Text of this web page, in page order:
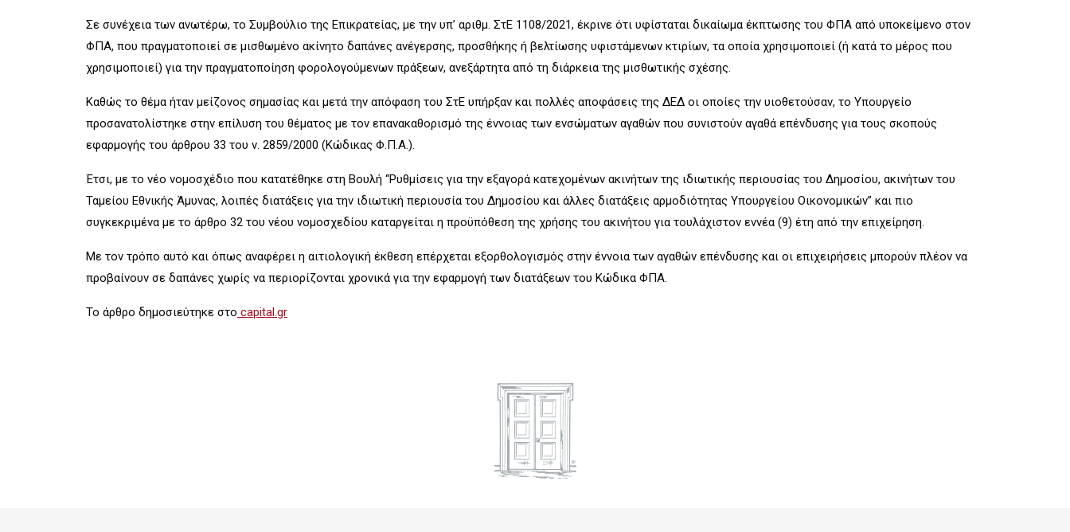
Σε συνέχεια των ανωτέρω, το Συμβούλιο της Επικρατείας, με την υπ’ αριθμ. ΣτΕ 1108/2021, έκρινε ότι υφίσταται δικαίωμα έκπτωσης του ΦΠΑ από υποκείμενο στον
ΦΠΑ, που πραγματοποιεί σε μισθωμένο ακίνητο δαπάνες ανέγερσης, προσθήκης ή βελτίωσης υφιστάμενων κτιρίων, τα οποία χρησιμοποιεί (ή κατά το μέρος που
χρησιμοποιεί) για την πραγματοποίηση φορολογούμενων πράξεων, ανεξάρτητα από τη διάρκεια της μισθωτικής σχέσης.
Καθώς το θέμα ήταν μείζονος σημασίας και μετά την απόφαση του ΣτΕ υπήρξαν και πολλές αποφάσεις της ΔΕΔ οι οποίες την υιοθετούσαν, το Υπουργείο
προσανατολίστηκε στην επίλυση του θέματος με τον επανακαθορισμό της έννοιας των ενσώματων αγαθών που συνιστούν αγαθά επένδυσης για τους σκοπούς
εφαρμογής του άρθρου 33 του ν. 2859/2000 (Κώδικας Φ.Π.Α.).
Έτσι, με το νέο νομοσχέδιο που κατατέθηκε στη Βουλή “Ρυθμίσεις για την εξαγορά κατεχομένων ακινήτων της ιδιωτικής περιουσίας του Δημοσίου, ακινήτων του
Ταμείου Εθνικής Άμυνας, λοιπές διατάξεις για την ιδιωτική περιουσία του Δημοσίου και άλλες διατάξεις αρμοδιότητας Υπουργείου Οικονομικών” και πιο
συγκεκριμένα με το άρθρο 32 του νέου νομοσχεδίου καταργείται η προϋπόθεση της χρήσης του ακινήτου για τουλάχιστον εννέα (9) έτη από την επιχείρηση.
Με τον τρόπο αυτό και όπως αναφέρει η αιτιολογική έκθεση επέρχεται εξορθολογισμός στην έννοια των αγαθών επένδυσης και οι επιχειρήσεις μπορούν πλέον να
προβαίνουν σε δαπάνες χωρίς να περιορίζονται χρονικά για την εφαρμογή των διατάξεων του Κώδικα ΦΠΑ.
Το άρθρο δημοσιεύτηκε στο capital.gr